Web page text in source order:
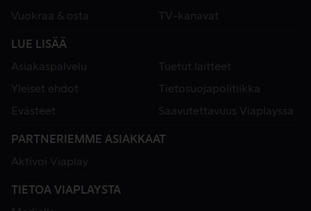
Vuokraa & osta
TV-kanavat
LUE LISÄÄ
Asiakaspalvelu
Tuetut laitteet
Yleiset ehdot
Tietosuojapolitiikka
Evästeet
Saavutettavuus Viaplayssa
PARTNERIEMME ASIAKKAAT
Aktivoi Viaplay
TIETOA VIAPLAYSTA